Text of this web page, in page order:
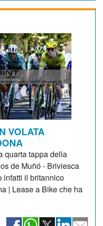
VOLATA
quarta tappa della
de Muñó - Briviesca
infatti il britannico
| Lease a Bike che ha